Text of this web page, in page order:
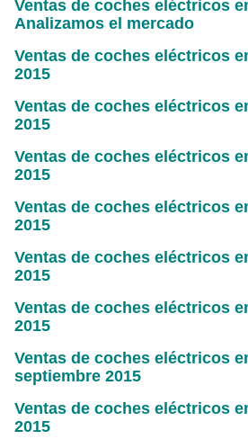
Ventas de coches eléctricos
Analizamos el mercado
Ventas de coches eléctricos
2015
Ventas de coches eléctricos
2015
Ventas de coches eléctricos
2015
Ventas de coches eléctricos
2015
Ventas de coches eléctricos
2015
Ventas de coches eléctricos
2015
Ventas de coches eléctricos
septiembre 2015
Ventas de coches eléctricos
2015